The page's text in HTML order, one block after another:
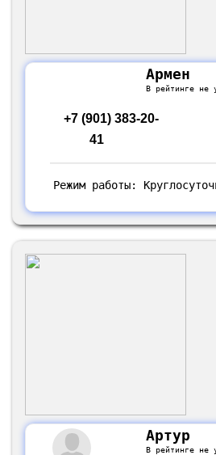
Армен
В рейтинге не
+7 (901) 383-20-
41
Режим работы:
Артур
В рейтинге не